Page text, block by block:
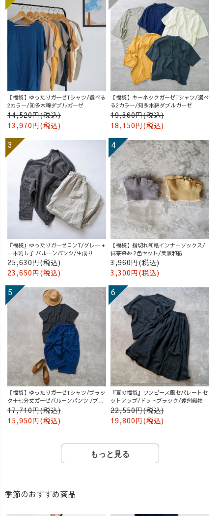
【福袋】ゆったりガーゼTシャツ/選べる
2カラー/知多木綿ダブルガーゼ
14,520円(税込)
13,970円(税込)
【福袋】キーネックガーゼTシャツ/選べ
る2カラー/知多木綿ダブルガーゼ
19,360円(税込)
18,150円(税込)
『福袋』ゆったりガーゼロンT/グレー +
一本刺し子 バルーンパンツ/生成り
25,630円(税込)
23,650円(税込)
【福袋】指切れ和紙インナーソックス/
抹茶染め 2色セット/美濃和紙
3,960円(税込)
3,300円(税込)
【福袋】ゆったりガーゼTシャツ/ブラッ
ク＋七分丈ガーゼバルーンパンツ /ブル
ー
17,710円(税込)
15,950円(税込)
『夏の福袋』ワンピース風セパレートセ
ットアップ/ドットブラック/遠州織物
22,550円(税込)
19,800円(税込)
もっと見る
季節のおすすめ商品